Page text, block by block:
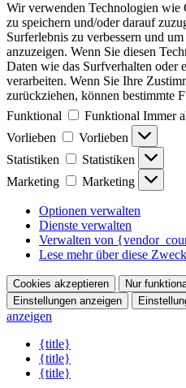
Wir verwenden Technologien wie
zu speichern und/oder darauf
Surferlebnis zu verbessern und
anzuzeigen. Wenn Sie diesen
Daten wie das Surfverhalten oder
verarbeiten. Wenn Sie Ihre
zurückziehen, können bestimmte
Funktional
Funktional Immer
Vorlieben
Vorlieben
Statistiken
Statistiken
Marketing
Marketing
Optionen verwalten
Dienste verwalten
Verwalten von
Lese mehr über diese
Cookies akzeptieren
Nur
Einstellungen anzeigen
anzeigen
{title}
{title}
{title}